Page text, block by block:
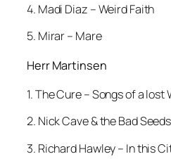
4. Madi Diaz – Weird Faith
5. Mirar – Mare
Herr Martinsen
1. The Cure – Songs of a lost
2. Nick Cave & the Bad
3. Richard Hawley – In this